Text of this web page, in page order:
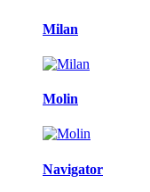
Milan
Molin
Navigator